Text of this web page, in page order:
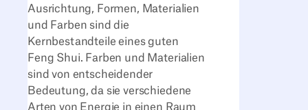
Ausrichtung, Formen, Materialien
und Farben sind die
Kernbestandteile eines guten
Feng Shui. Farben und Materialien
sind von entscheidender
Bedeutung, da sie verschiedene
Arten von Energie in einen Raum